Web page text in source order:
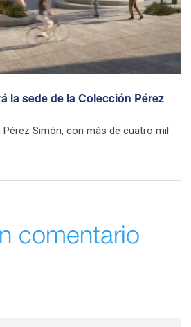
la sede de la Colección Pérez
Simón, con más de cuatro mil
comentario